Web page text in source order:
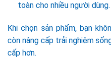
toàn cho nhiều người dùng.
Khi chọn sản phẩm, bạn
còn nâng cấp trải nghiệm
cấp hơn.